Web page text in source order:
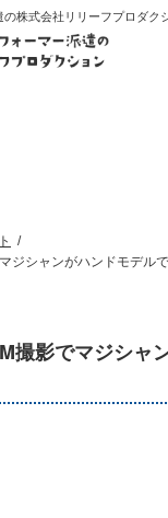
株式会社リリーフプロダク
ジシャンがハンドモデルで
撮影でマジシャ